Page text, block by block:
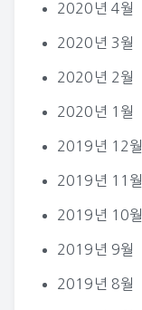
2020년 4월
2020년 3월
2020년 2월
2020년 1월
2019년 12월
2019년 11월
2019년 10월
2019년 9월
2019년 8월